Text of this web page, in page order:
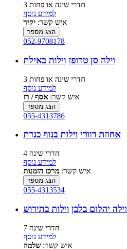
3 חדרי שינה או פחות
למידע נוסף
איש קשר: יקיר
הצג מספר
052-9708178
וילה סן טרופז וילות באילת
3 חדרי שינה או פחות
למידע נוסף
איש קשר: אסף / רז
הצג מספר
055-4313786
אחוזת רוורי וילות בנוף כנרת
4 חדרי שינה
למידע נוסף
איש קשר: מרכז הזמנות
הצג מספר
055-4313534
וילה יהלום בלבן וילות בתירוש
7 חדרי שינה
למידע נוסף
איש קשר: שלמה